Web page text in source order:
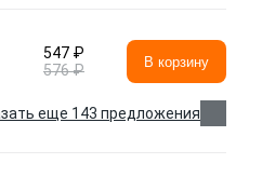
547 ₽
576 ₽
В корзину
еще 143 предложения